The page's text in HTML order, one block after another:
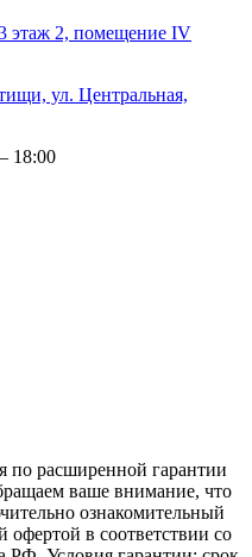
этаж 2, помещение IV
ул. Центральная,
18:00
по расширенной гарантии
ваше внимание, что
ознакомительный
офертой в соответствии со